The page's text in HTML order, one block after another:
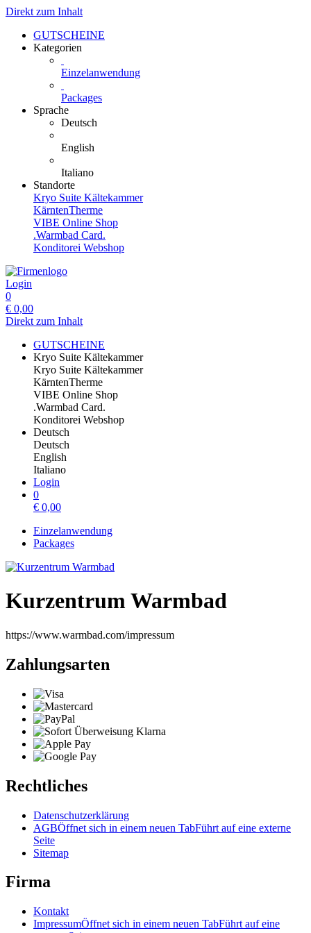
Direkt zum Inhalt
GUTSCHEINE
Kategorien
Einzelanwendung
Packages
Sprache
Deutsch
English
Italiano
Standorte
Kryo Suite Kältekammer
KärntenTherme
VIBE Online Shop
.Warmbad Card.
Konditorei Webshop
Login
0
€ 0,00
Direkt zum Inhalt
GUTSCHEINE
Kryo Suite Kältekammer
Kryo Suite Kältekammer
KärntenTherme
VIBE Online Shop
.Warmbad Card.
Konditorei Webshop
Deutsch
Deutsch
English
Italiano
Login
0
€ 0,00
Einzelanwendung
Packages
Kurzentrum Warmbad
https://www.warmbad.com/impressum
Zahlungsarten
Rechtliches
Datenschutzerklärung
AGBÖffnet sich in einem neuen TabFührt auf eine externe
Seite
Sitemap
Firma
Kontakt
ImpressumÖffnet sich in einem neuen TabFührt auf eine